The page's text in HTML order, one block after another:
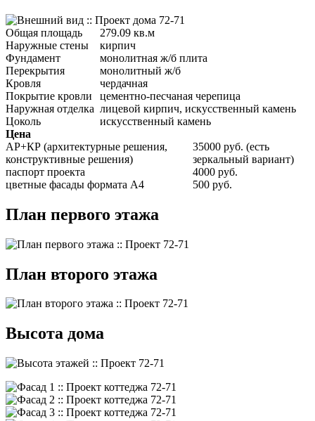
Общая площадь
279.09 кв.м
Наружные стены
кирпич
Фундамент
монолитная ж/б плита
Перекрытия
монолитный ж/б
Кровля
чердачная
Покрытие кровли
цементно-песчаная черепица
Наружная отделка лицевой кирпич, искусственный камень
Цоколь
искусственный камень
Цена
АР+КР (архитектурные решения,
конструктивные решения)
35000 руб. (есть
зеркальный вариант)
паспорт проекта
4000 руб.
цветные фасады формата А4
500 руб.
План первого этажа
План второго этажа
Высота дома